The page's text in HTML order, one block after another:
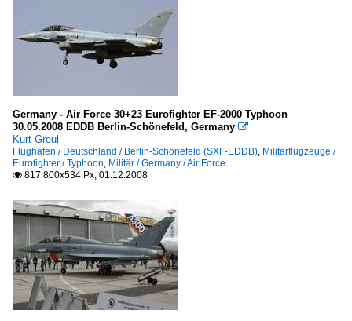
Germany - Air Force 30+23 Eurofighter EF-2000 Typhoon
30.05.2008 EDDB Berlin-Schönefeld, Germany 
Kurt Greul
Flughäfen / Deutschland / Berlin-Schönefeld (SXF-EDDB), Militärflugzeuge /
Eurofighter / Typhoon, Militär / Germany / Air Force
 817 800x534 Px, 01.12.2008